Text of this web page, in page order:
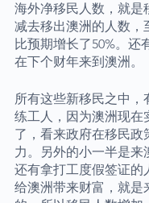
海外净移民人数，就是
减去移出澳洲的人数，
比预期增长了50%。还
在下个财年来到澳洲。
所有这些新移民之中，
练工人，因为澳洲现在
了，看来政府在移民政
力。另外的小一半是来
还有拿打工度假签证的
给澳洲带来财富，就是